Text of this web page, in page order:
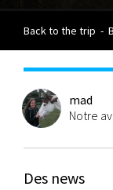
Back to the trip -
mad
Notre
Des news